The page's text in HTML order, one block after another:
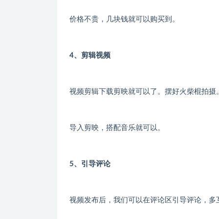
价格不贵，几块钱就可以购买到。
4、剪辑视频
视频剪辑下载剪映就可以了。摆好火柴棍拍摄
导入剪映，搭配音乐就可以。
5、引导评论
视频发布后，我们可以在评论区引导评论，多